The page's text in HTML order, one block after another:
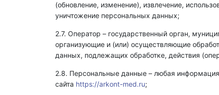
(обновление, изменение), извлечение,
уничтожение персональных данных;
2.7. Оператор – государственный орган,
организующие и (или) осуществляющие
данных, подлежащих обработке, действия
2.8. Персональные данные – любая
сайта https://arkont-med.ru;